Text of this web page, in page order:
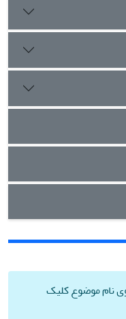
نام موضوع کلیک